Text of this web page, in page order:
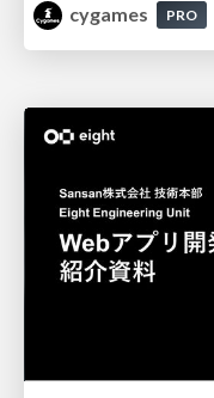
cygames
PRO